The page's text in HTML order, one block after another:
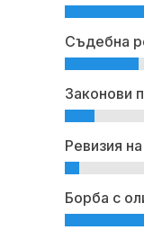
Съдебна
Законови
Ревизия
Борба с